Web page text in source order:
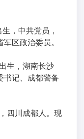
，中共党员，
区政治委员。
生，湖南长沙
书记、成都警备
四川成都人。现